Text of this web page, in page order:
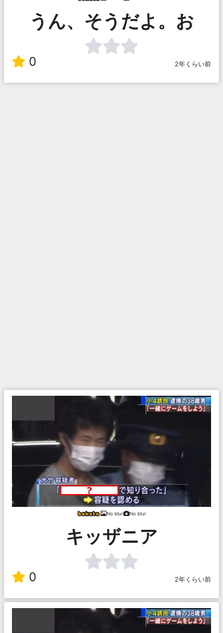
うん、そうだよ。お
0 2年くらい前
No blur No blur
キッザニア
0 2年くらい前